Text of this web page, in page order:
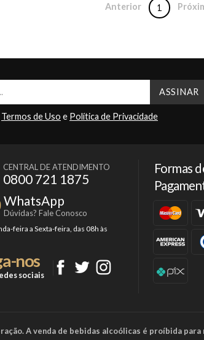
Anterior 1
Termos de Uso e Política de Privacidade
CENTRAL DE ATENDIMENTO
0800 721 1875
WhatsApp
Dúvidas? Fale Conosco
feira a Sexta-feira, das 08h às
nos
sociais
Formas
A venda de bebidas alcoólicas é proíbida para